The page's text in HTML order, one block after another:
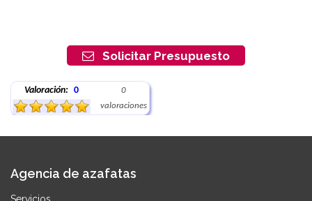
Solicitar Presupuesto
Valoración: 0
0
valoraciones
Agencia de azafatas